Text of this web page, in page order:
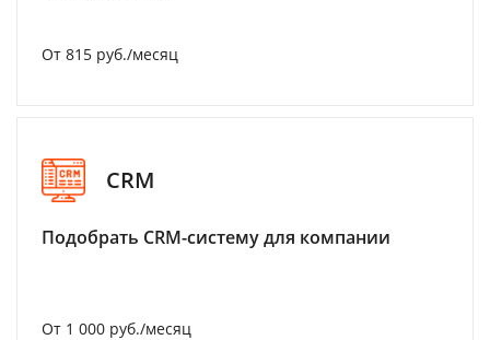
От 815 руб./месяц
CRM
Подобрать CRM-систему для компании
От 1 000 руб./месяц